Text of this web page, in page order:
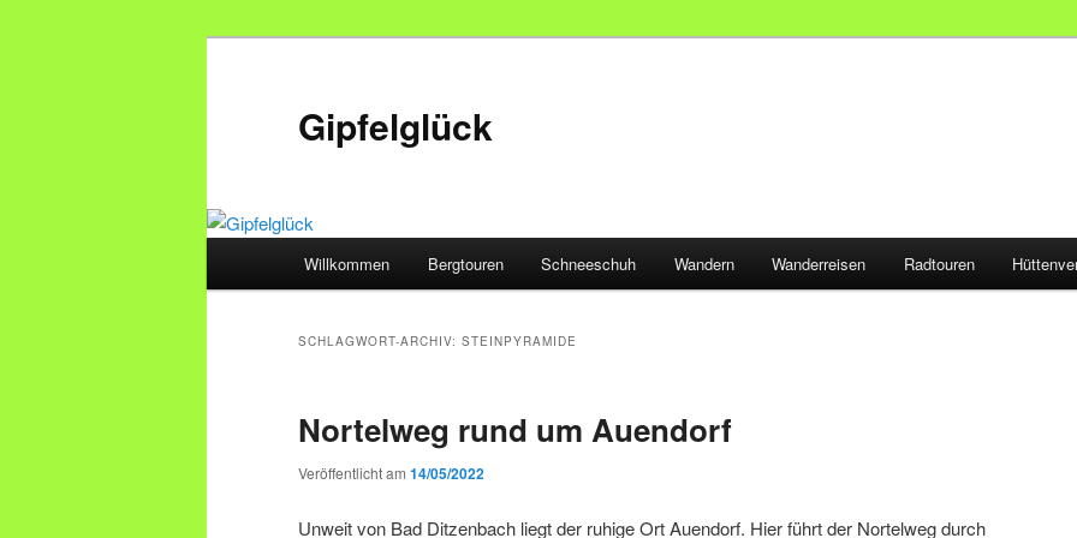
Gipfelglück
Willkommen Bergtouren Schneeschuh Wandern Wanderreisen Radtouren
SCHLAGWORT-ARCHIV: STEINPYRAMIDE
Nortelweg rund um Auendorf
Veröffentlicht am 14/05/2022
Unweit von Bad Ditzenbach liegt der ruhige Ort Auendorf. Hier führt der Nortelweg durch